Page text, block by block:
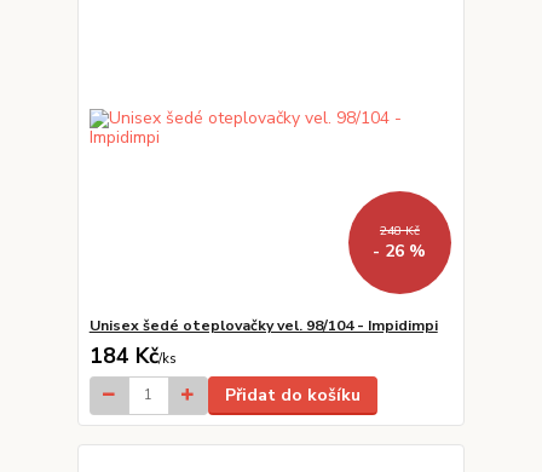
248 Kč
- 26 %
Unisex šedé oteplovačky vel. 98/104 - Impidimpi
184 Kč/ks
Přidat do košíku